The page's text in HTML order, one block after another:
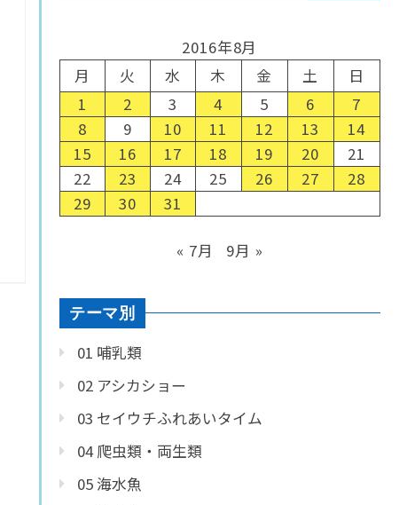
2016年8月
月
火 水 木 金 土
日
1
2 3 4 5 6
7
8
9 10 11 12 13
14
15
16 17 18 19 20
21
22
23 24 25 26 27
28
29
30 31
« 7月 9月 »
テーマ別
01 哺乳類
02 アシカショー
03 セイウチふれあいタイム
04 爬虫類・両生類
05 海水魚